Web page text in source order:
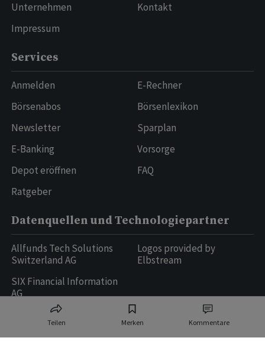
Teilen Merken Kommentare
Unternehmen
Impressum
Kontakt
Services
Anmelden
Börsenabos
Newsletter
E-Banking
Depot eröffnen
Ratgeber
E-Rechner
Börsenlexikon
Sparplan
Vorsorge
FAQ
Datenquellen und Technologiepartner
Allfunds Tech Solutions
Switzerland AG
SIX Financial Information
AG
Logos provided by
Elbstream
Ringier AG | Ringier Medien Schweiz